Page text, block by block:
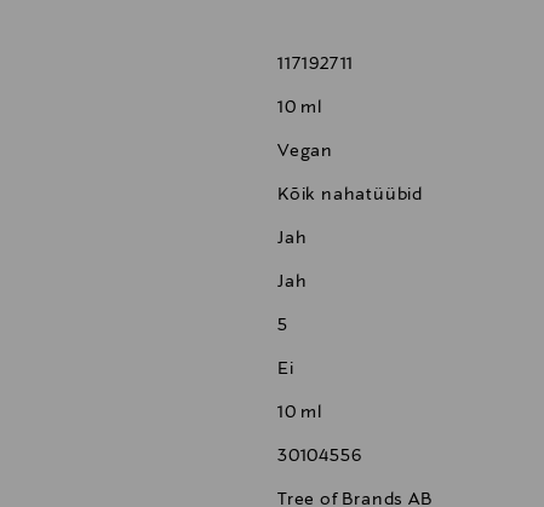
117192711
10 ml
Vegan
Kõik nahatüübid
Jah
Jah
5
Ei
10 ml
30104556
Tree of Brands AB